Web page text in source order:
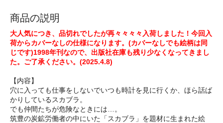
商品の説明
大人気につき、品切れでしたが再々々々々入荷しました！今回入
荷からカバーなしの仕様になります。(カバーなしでも絵柄は同
じです)1998年刊なので、出版社在庫も残り少なくなってきまし
た。ご了承ください。(2025.4.8)
【内容】
穴に入っても仕事をしないでいつも時計を見に行くか、ほら話ば
かりしているスカブラ。
でも仲間たちが危険なときには…。
筑豊の炭鉱労働者の中にいた「スカブラ」を題材に生まれた絵